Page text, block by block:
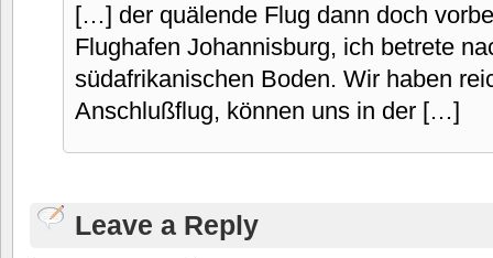
[…] der quälende Flug dann doch
Flughafen Johannisburg, ich betrete
südafrikanischen Boden. Wir haben
Anschlußflug, können uns in der […]
Leave a Reply